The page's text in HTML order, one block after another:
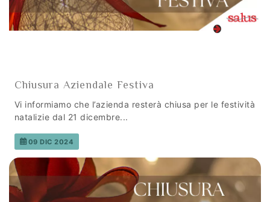
Chiusura Aziendale Festiva
Vi informiamo che l’azienda resterà chiusa per le festività
natalizie dal 21 dicembre...
09 DIC 2024